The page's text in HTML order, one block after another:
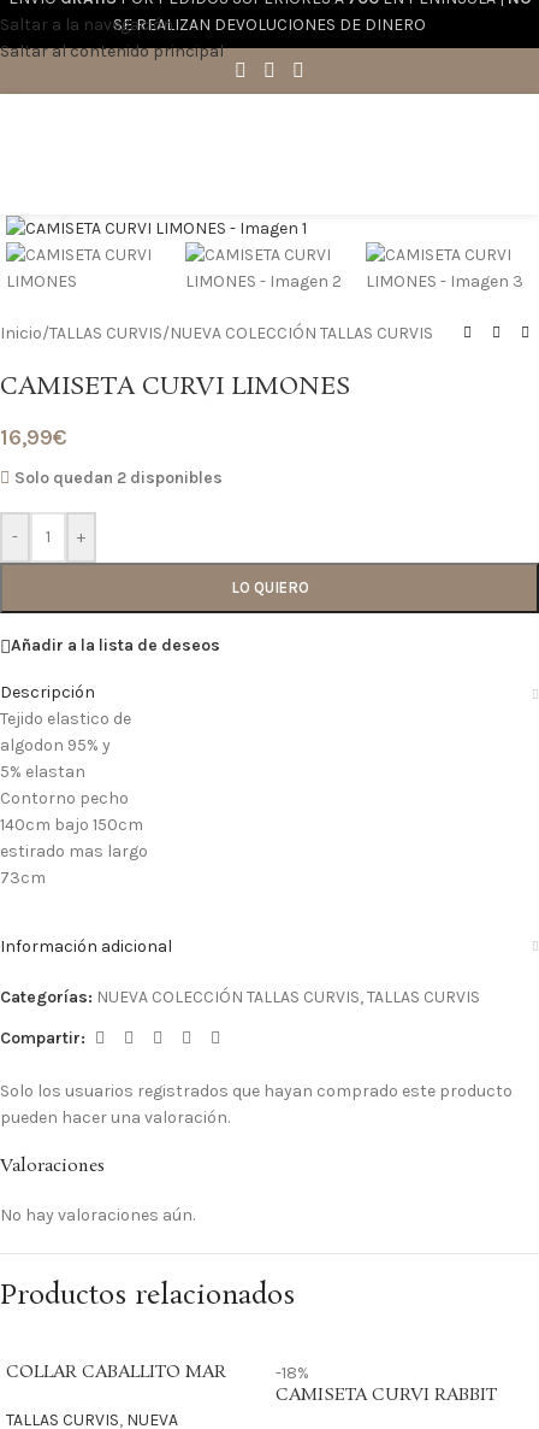
Saltar a la navegación
Saltar al contenido principal
SE REALIZAN DEVOLUCIONES DE DINERO
Inicio/TALLAS CURVIS/NUEVA COLECCIÓN TALLAS CURVIS
CAMISETA CURVI LIMONES
16,99€
Solo quedan 2 disponibles
- +
LO QUIERO
Añadir a la lista de deseos
Descripción
Tejido elastico de
algodon 95% y
5% elastan
Contorno pecho
140cm bajo 150cm
estirado mas largo
73cm
Información adicional
Categorías: NUEVA COLECCIÓN TALLAS CURVIS,TALLAS CURVIS
Compartir:
Valoraciones
No hay valoraciones aún.
Solo los usuarios registrados que hayan comprado este producto
pueden hacer una valoración.
Productos relacionados
COLLAR CABALLITO MAR
TALLAS CURVIS, NUEVA
-18%
CAMISETA CURVI RABBIT